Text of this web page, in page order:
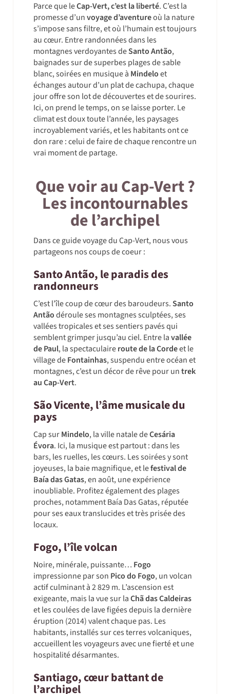
Parce que leCap-Vert, c’est la liberté. C’est la
promesse d’unvoyage d’aventureoù la nature
s’impose sans filtre, et où l’humain est toujours
au cœur. Entre randonnées dans les
montagnes verdoyantes deSanto Antão,
baignades sur de superbes plages de sable
blanc, soirées en musique à Mindeloet
échanges autour d’un plat de cachupa, chaque
jour offre son lot de découvertes et de sourires.
Ici, on prend le temps, on se laisse porter. Le
climat est doux toute l’année, les paysages
incroyablement variés, et les habitants ont ce
don rare : celui de faire de chaque rencontre un
vrai moment de partage.
Que voir au Cap-Vert ?
Les incontournables
de l’archipel
Dans ce guide voyage du Cap-Vert, nous vous
partageons nos coups de coeur :
Santo Antão, le paradis des
randonneurs
C’est l’île coup de cœur des baroudeurs.Santo
Antãodéroule ses montagnes sculptées, ses
vallées tropicales et ses sentiers pavés qui
semblent grimper jusqu’au ciel. Entre lavallée
de Paul, la spectaculaireroute de la Cordeet le
village deFontainhas, suspendu entre océan et
montagnes, c’est un décor de rêve pour untrek
au Cap-Vert.
São Vicente, l’âme musicale du
pays
Cap surMindelo, la ville natale deCesária
Évora. Ici, la musique est partout : dans les
bars, les ruelles, les cœurs. Les soirées y sont
joyeuses, la baie magnifique, et lefestival de
Baía das Gatas, en août, une expérience
inoubliable. Profitez également des plages
proches, notamment Baía Das Gatas, réputée
pour ses eaux translucides et très prisée des
locaux.
Fogo, l’île volcan
Noire, minérale, puissante… Fogo
impressionne par son Pico do Fogo, un volcan
actif culminant à 2 829 m. L’ascension est
exigeante, mais la vue sur laChã das Caldeiras
et les coulées de lave figées depuis la dernière
éruption (2014) valent chaque pas. Les
habitants, installés sur ces terres volcaniques,
accueillent les voyageurs avec une fierté et une
hospitalité désarmantes.
Santiago, cœur battant de
l’archipel